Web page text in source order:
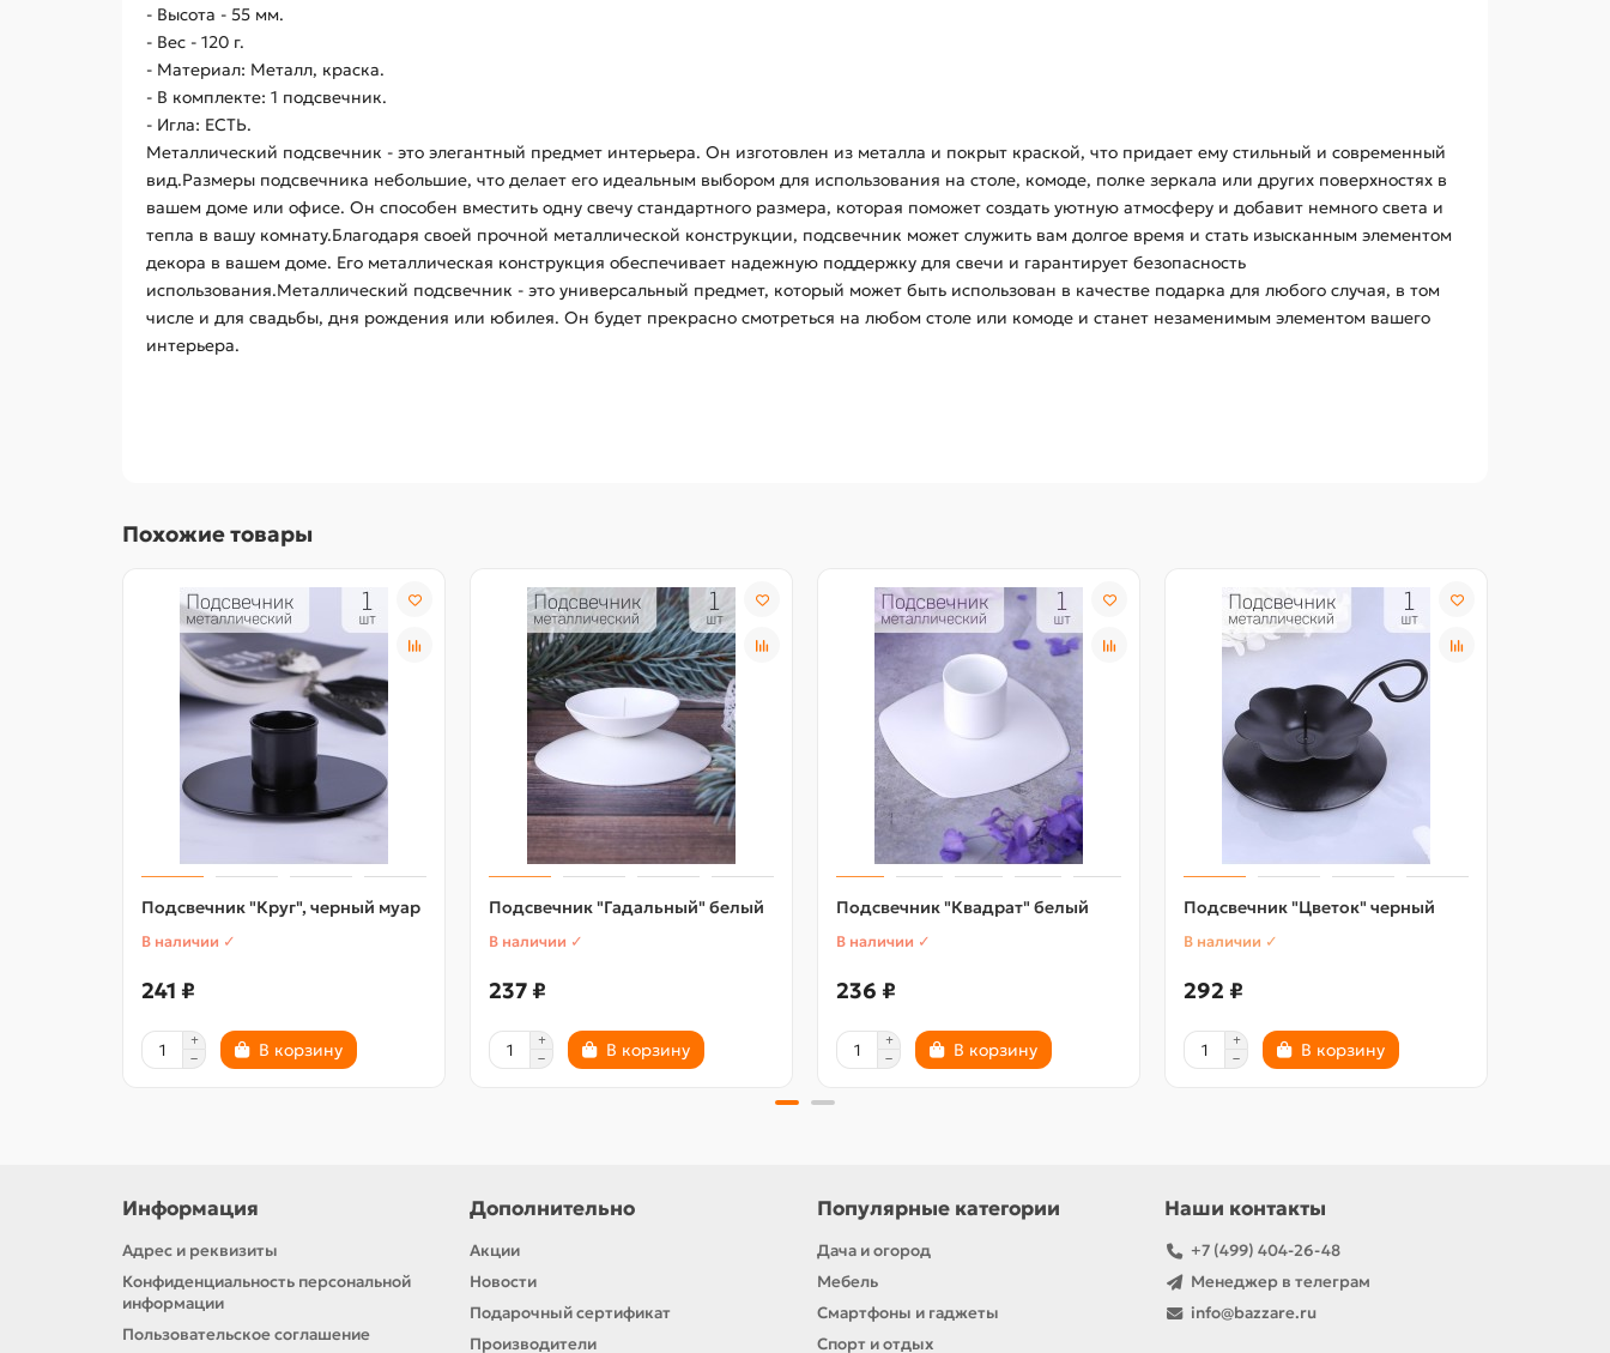
- Высота - 55 мм.
- Вес - 120 г.
- Материал: Металл, краска.
- В комплекте: 1 подсвечник.
- Игла: ЕСТЬ.
Металлический подсвечник - это элегантный предмет интерьера. Он изготовлен из металла и покрыт краской, что придает ему стильный и современный
вид.Размеры подсвечника небольшие, что делает его идеальным выбором для использования на столе, комоде, полке зеркала или других поверхностях в
вашем доме или офисе. Он способен вместить одну свечу стандартного размера, которая поможет создать уютную атмосферу и добавит немного света и
тепла в вашу комнату.Благодаря своей прочной металлической конструкции, подсвечник может служить вам долгое время и стать изысканным элементом
декора в вашем доме. Его металлическая конструкция обеспечивает надежную поддержку для свечи и гарантирует безопасность
использования.Металлический подсвечник - это универсальный предмет, который может быть использован в качестве подарка для любого случая, в том
числе и для свадьбы, дня рождения или юбилея. Он будет прекрасно смотреться на любом столе или комоде и станет незаменимым элементом вашего
интерьера.
Похожие товары
Подсвечник "Круг", черный муар
В наличии ✓
241 ₽
В корзину
Подсвечник "Гадальный" белый
В наличии ✓
237 ₽
В корзину
Подсвечник "Квадрат" белый
В наличии ✓
236 ₽
В корзину
Подсвечник "Цветок" черный
В наличии ✓
292 ₽
В корзину
Информация
Адрес и реквизиты
Конфиденциальность персональной
информации
Пользовательское соглашение
Дополнительно
Акции
Новости
Подарочный сертификат
Производители
Популярные категории
Дача и огород
Мебель
Смартфоны и гаджеты
Спорт и отдых
Наши контакты
+7 (499) 404-26-48
Менеджер в телеграм
info@bazzare.ru